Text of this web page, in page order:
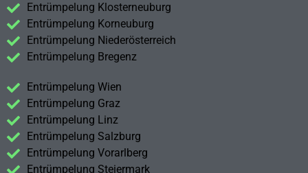
Entrümpelung Klosterneuburg
Entrümpelung Korneuburg
Entrümpelung Niederösterreich
Entrümpelung Bregenz
Entrümpelung Wien
Entrümpelung Graz
Entrümpelung Linz
Entrümpelung Salzburg
Entrümpelung Vorarlberg
Entrümpelung Steiermark